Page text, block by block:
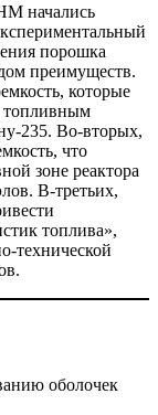
начались
порошка
преимуществ.
которые
топливным
Во‑вторых,
что
зоне реактора
В‑третьих,
топлива»,
технической
оболочек